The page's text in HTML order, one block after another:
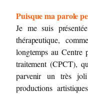
Puisque ma parole
Je me suis
thérapeutique,
longtemps au Centre
traitement (CPCT),
parvenir un très
productions